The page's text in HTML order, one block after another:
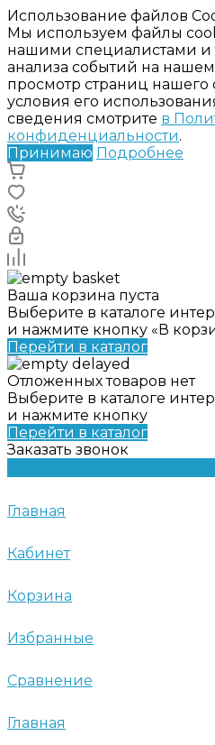
Использование файлов
Мы используем файлы
нашими специалистами и
анализа событий на
просмотр страниц нашего
условия его
сведения смотрите в
конфиденциальности.
Принимаю Подробнее
Ваша корзина пуста
Выберите в каталоге
и нажмите кнопку «В
Перейти в каталог
Отложенных товаров нет
Выберите в каталоге
и нажмите кнопку
Перейти в каталог
Заказать звонок
Главная
Кабинет
Корзина
Избранные
Сравнение
Главная